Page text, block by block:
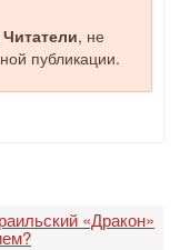
Читатели, не
публикации.
«Дракон»